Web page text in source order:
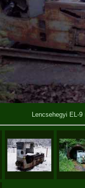
Lencsehegyi EL-